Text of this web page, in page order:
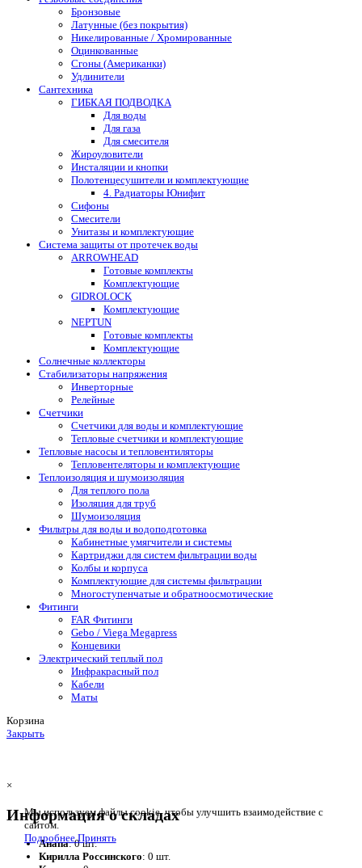
Бронзовые
Латунные (без покрытия)
Никелированные / Хромированные
Оцинкованные
Сгоны (Американки)
Удлинители
Сантехника
ГИБКАЯ ПОДВОДКА
Для воды
Для газа
Для смесителя
Жироуловители
Инсталяции и кнопки
Полотенцесушители и комплектующие
4. Радиаторы Юнифит
Сифоны
Смесители
Унитазы и комплектующие
Система защиты от протечек воды
ARROWHEAD
Готовые комплекты
Комплектующие
GIDROLOCK
Комплектующие
NEPTUN
Готовые комплекты
Комплектующие
Солнечные коллекторы
Стабилизаторы напряжения
Инверторные
Релейные
Счетчики
Счетчики для воды и комплектующие
Тепловые счетчики и комплектующие
Тепловые насосы и тепловентиляторы
Тепловентеляторы и комплектующие
Теплоизоляция и шумоизоляция
Для теплого пола
Изоляция для труб
Шумоизоляция
Фильтры для воды и водоподготовка
Кабинетные умягчители и системы
Картриджи для систем фильтрации воды
Колбы и корпуса
Комплектующие для системы фильтрации
Многоступенчатые и обратноосмотические
Фитинги
FAR Фитинги
Gebo / Viega Megapress
Концевики
Электрический теплый пол
Инфракрасный пол
Кабели
Маты
Корзина
Закрыть
Мы используем файлы cookie, чтобы улучшить взаимодействие с
сайтом.
ПодробнееПринять
×
Информация о складах
Анапа: 0 шт.
Кирилла Россинского: 0 шт.